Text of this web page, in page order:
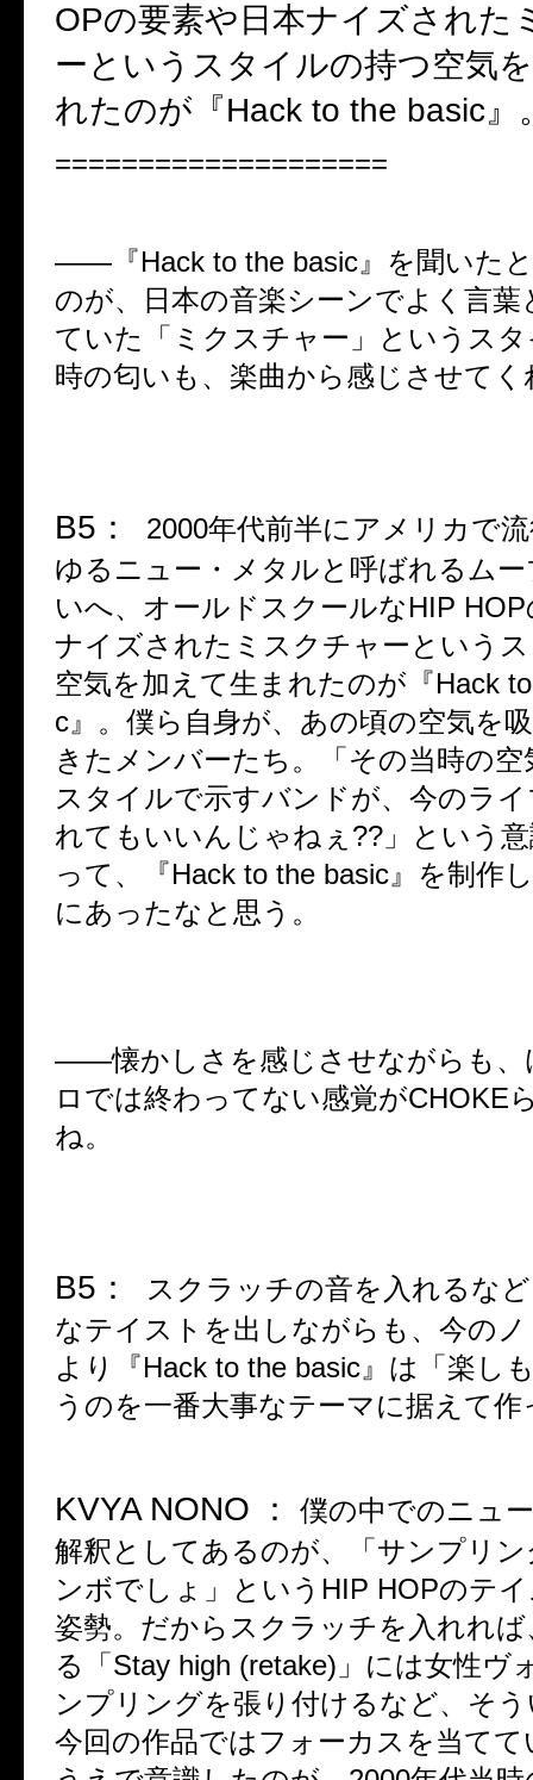
OPの要素や日本ナイズされた
ーというスタイルの持つ空気
れたのが『Hack to the basic』
====================
―― 『Hack to the basic 』を聞いた
のが、日本の音楽シーンでよく言葉
ていた「ミクスチャー」というス
時の匂いも、楽曲から感じさせて
B5 ： 2000年代前半にアメリカで
ゆるニュー・メタルと呼ばれるム
いへ、オールドスクールなHIP HOP
ナイズされたミスクチャーという
空気を加えて生まれたのが『Hack
c 』。僕ら自身が、あの頃の空気を
きたメンバーたち。「その当時の
スタイルで示すバンドが、今のラ
れてもいいんじゃねぇ ?? 」という
って、『Hack to the basic 』を制作
にあったなと思う。
――懐かしさを感じさせながらも
ロでは終わってない感覚がCHOKE
ね。
B5 ：
スクラッチの音を入れるな
なテイストを出しながらも、今の
より『Hack to the basic 』は「楽し
うのを一番大事なテーマに据えて
KVYA NONO ：
僕の中でのニュ
解釈としてあるのが、「サンプリ
ンボでしょ」という HIP HOPのテ
姿勢。だからスクラッチを入れれば
る「 Stay high (retake) 」には女性ヴ
ンプリングを張り付けるなど、そ
今回の作品ではフォーカスを当て